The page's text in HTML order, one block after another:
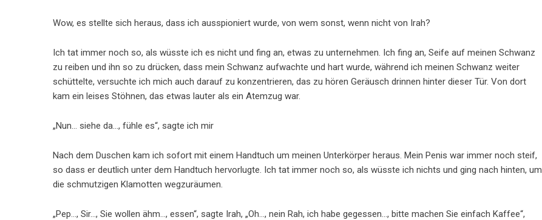
Wow, es stellte sich heraus, dass ich ausspioniert wurde, von wem sonst, wenn nicht von Irah?
Ich tat immer noch so, als wüsste ich es nicht und fing an, etwas zu unternehmen. Ich fing an, Seife auf meinen Schwanz
zu reiben und ihn so zu drücken, dass mein Schwanz aufwachte und hart wurde, während ich meinen Schwanz weiter
schüttelte, versuchte ich mich auch darauf zu konzentrieren, das zu hören Geräusch drinnen hinter dieser Tür. Von dort
kam ein leises Stöhnen, das etwas lauter als ein Atemzug war.
„Nun… siehe da…, fühle es“, sagte ich mir
Nach dem Duschen kam ich sofort mit einem Handtuch um meinen Unterkörper heraus. Mein Penis war immer noch steif,
so dass er deutlich unter dem Handtuch hervorlugte. Ich tat immer noch so, als wüsste ich nichts und ging nach hinten, um
die schmutzigen Klamotten wegzuräumen.
„Pep…, Sir…, Sie wollen ähm…, essen“, sagte Irah, „Oh…, nein Rah, ich habe gegessen…, bitte machen Sie einfach Kaffee“,